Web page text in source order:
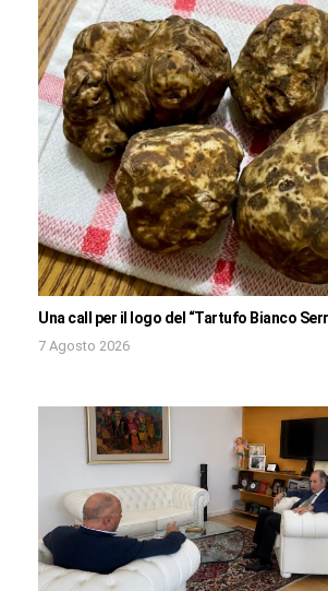
Una call per il logo del “Tartufo Bianco
7 Agosto 2026